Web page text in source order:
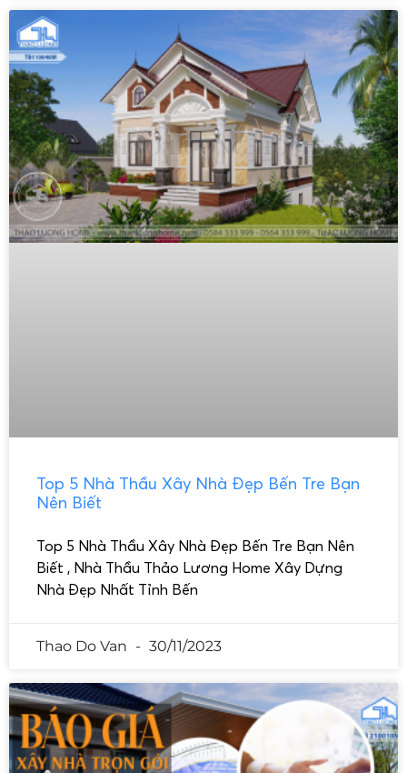
Top 5 Nhà Thầu Xây Nhà Đẹp Bến Tre Bạn
Nên Biết
Top 5 Nhà Thầu Xây Nhà Đẹp Bến Tre Bạn Nên
Biết , Nhà Thầu Thảo Lương Home Xây Dựng
Nhà Đẹp Nhất Tỉnh Bến
Thao Do Van 30/11/2023